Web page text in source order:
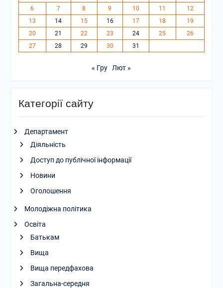
6
7 8 9 10 11
12
13
14 15 16 17 18
19
20
21 22 23 24 25
26
27
28 29 30 31
« Гру Лют »
Категорії сайту
Департамент
Діяльність
Доступ до публічної інформації
Новини
Оголошення
Молодіжна політика
Освіта
Батькам
Вища
Вища передфахова
Загальна-середня